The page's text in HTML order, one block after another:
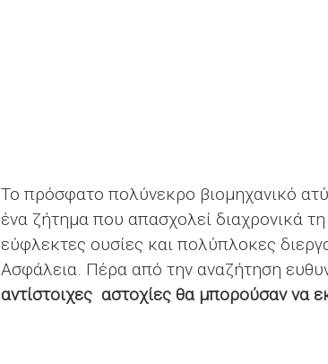
Το πρόσφατο πολύνεκρο βιομηχανικό
ένα ζήτημα που απασχολεί διαχρονικά
εύφλεκτες ουσίες και πολύπλοκες
Ασφάλεια. Πέρα από την αναζήτηση
αντίστοιχες αστοχίες θα μπορούσαν να